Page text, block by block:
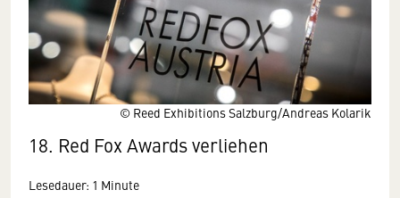
© Reed Exhibitions Salzburg/Andreas Kolarik
18. Red Fox Awards verliehen
Lesedauer: 1 Minute